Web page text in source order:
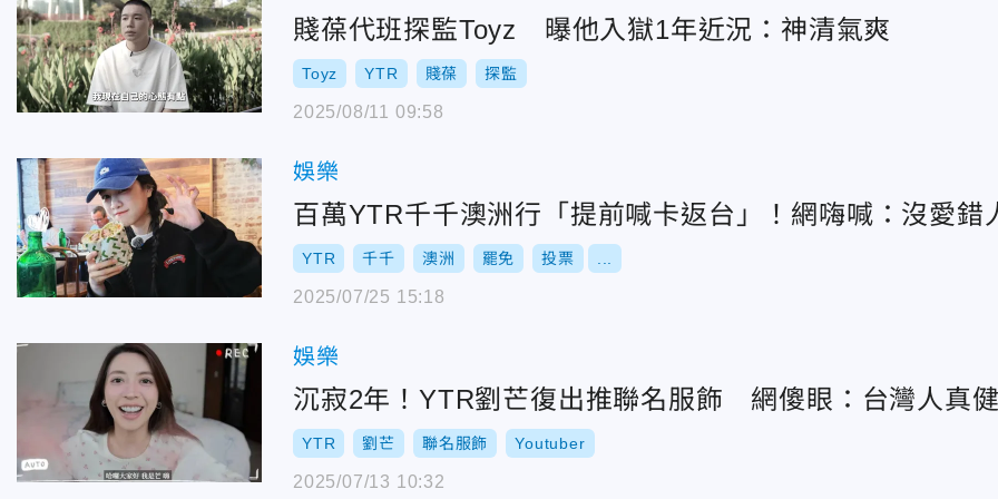
賤葆代班探監Toyz 曝他入獄1年近況：神清氣爽
Toyz YTR 賤葆 探監
2025/08/11 09:58
娛樂
百萬YTR千千澳洲行「提前喊卡返台」！網嗨喊：沒愛錯
YTR 千千 澳洲 罷免 投票
2025/07/25 15:18
娛樂
沉寂2年！YTR劉芒復出推聯名服飾 網傻眼：台灣人真
YTR 劉芒 聯名服飾 Youtuber
2025/07/13 10:32